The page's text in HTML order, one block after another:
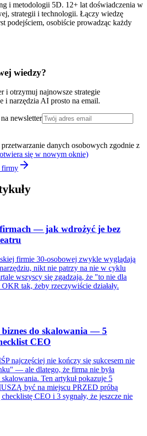
i metodologii 5D. 12+ lat doświadczenia w
strategii i technologii. Łączy wiedzę
podejściem, osobiście prowadząc każdy
wiedzy?
i otrzymuj najnowsze strategie
i narzędzia AI prosto na email.
newsletter
danych osobowych zgodnie z
się w nowym oknie)
firmy
— jak wdrożyć je bez
firmie 30-osobowej zwykle wyglądają
nikt nie patrzy na nie w cyklu
wszyscy się zgadzają, że "to nie dla
tak, żeby rzeczywiście działały.
do skalowania — 5
CEO
najczęściej nie kończy się sukcesem nie
— ale dlatego, że firma nie była
Ten artykuł pokazuje 5
być na miejscu PRZED próbą
CEO i 3 sygnały, że jeszcze nie